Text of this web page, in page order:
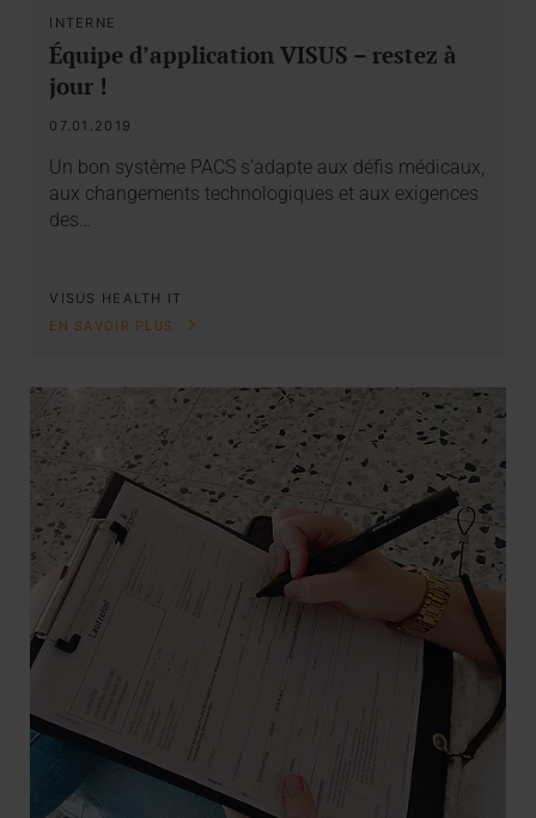
INTERNE
Équipe d’application VISUS – restez à
jour !
07.01.2019
Un bon système PACS s’adapte aux défis médicaux,
aux changements technologiques et aux exigences
des…
VISUS HEALTH IT
EN SAVOIR PLUS